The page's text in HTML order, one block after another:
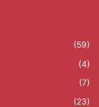
(59)
(4)
(7)
(23)